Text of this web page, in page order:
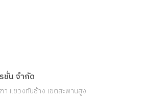
ชั่น จำกัด
แขวงทับช้าง เขตสะพานสูง